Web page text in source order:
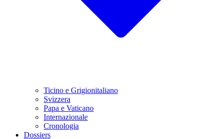
Ticino e Grigionitaliano
Svizzera
Papa e Vaticano
Internazionale
Cronologia
Dossiers